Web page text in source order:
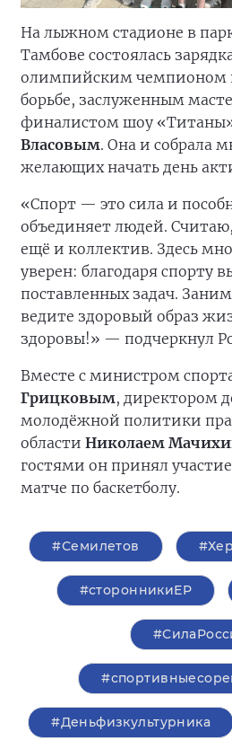
На лыжном стадионе в
Тамбове состоялась
олимпийским чемпионом
борьбе, заслуженным
финалистом шоу
Власовым. Она и собрала
желающих начать день
«Спорт — это сила и
объединяет людей.
ещё и коллектив. Здесь
уверен: благодаря спорту
поставленных задач.
ведите здоровый образ
здоровы!» — подчеркнул
Вместе с министром
Грицковым, директором
молодёжной политики
области Николаем
гостями он принял
матче по баскетболу.
#Семилетов
#сторонникиЕР
#Деньфизкультурника